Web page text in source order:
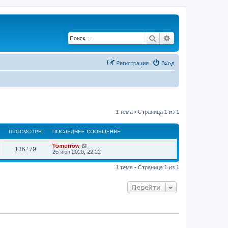
Поиск
Вход
Регистрация
1 тема • Страница 1 из 1
ПРОСМОТРЫ ПОСЛЕДНЕЕ СООБЩЕНИЕ
136279
р
о
П
о
л
о
Tomorrow
25 июн 2020, 22:22
1 тема • Страница 1 из 1
Перейти